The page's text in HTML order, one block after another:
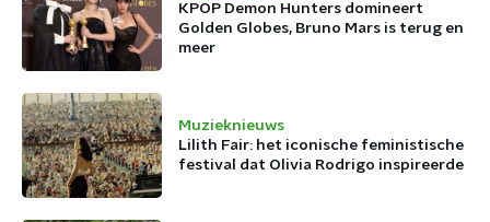
KPOP Demon Hunters domineert
Golden Globes, Bruno Mars is terug en
meer
Muzieknieuws
Lilith Fair: het iconische feministische
festival dat Olivia Rodrigo inspireerde